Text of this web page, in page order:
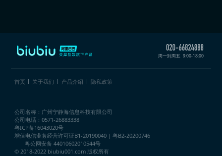
周一到周五 9:00-18:00
首页 关于我们 产品介绍 隐私政策
公司名称：广州宁静海信息科技有限公司
公司电话：0571-26883338
粤ICP备16043020号
增值电信业务经营许可证B1-20190040 | 粤B2-20200746
粤公网安备 44010602010544号
© 2018-2022 biubiu001.com 版权所有